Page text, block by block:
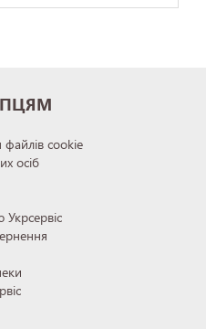
файлів cookie
осіб